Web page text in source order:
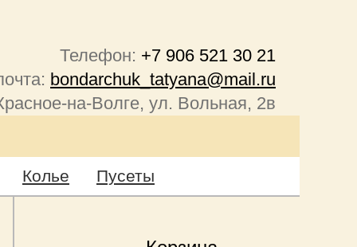
Телефон: +7 906 521 30 21
bondarchuk_tatyana@mail.ru
на-Волге, ул. Вольная, 2в
Колье Пусеты